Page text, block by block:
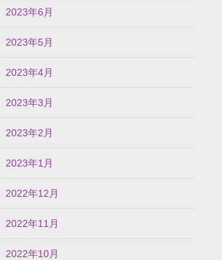
2023年6月
2023年5月
2023年4月
2023年3月
2023年2月
2023年1月
2022年12月
2022年11月
2022年10月